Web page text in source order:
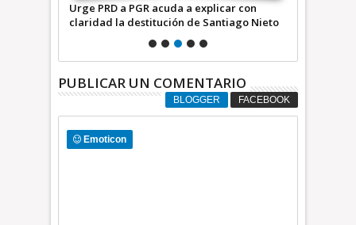
Urge PRD a PGR acuda a explicar con
claridad la destitución de Santiago Nieto
PUBLICAR UN COMENTARIO
BLOGGER FACEBOOK
Emoticon